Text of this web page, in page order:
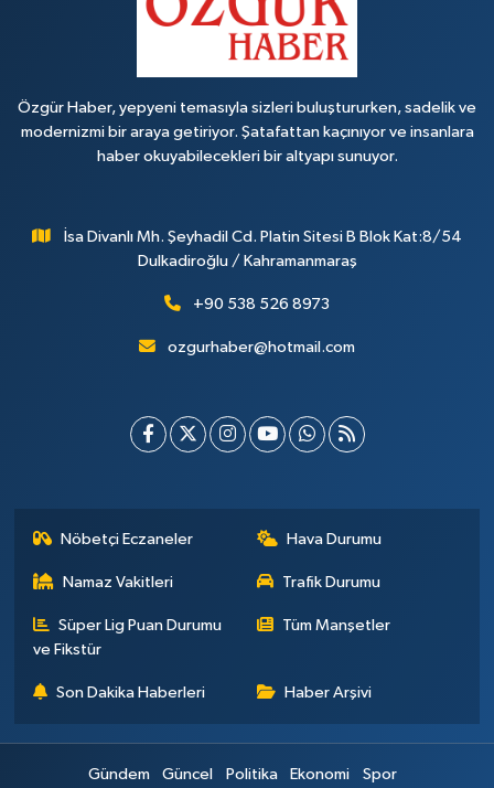
Özgür Haber, yepyeni temasıyla sizleri buluştururken, sadelik ve
modernizmi bir araya getiriyor. Şatafattan kaçınıyor ve insanlara
haber okuyabilecekleri bir altyapı sunuyor.
İsa Divanlı Mh. Şeyhadil Cd. Platin Sitesi B Blok Kat:8/54
Dulkadiroğlu / Kahramanmaraş
+90 538 526 8973
ozgurhaber@hotmail.com
Nöbetçi Eczaneler Hava Durumu
Namaz Vakitleri Trafik Durumu
Süper Lig Puan Durumu
ve Fikstür
Tüm Manşetler
Son Dakika Haberleri Haber Arşivi
Gündem Güncel Politika Ekonomi Spor